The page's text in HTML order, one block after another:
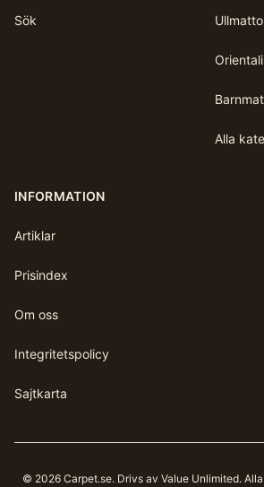
Sök
Alla
INFORMATION
Artiklar
Prisindex
Om oss
Integritetspolicy
Sajtkarta
© 2026 Carpet.se. Drivs av Value Unlimited.